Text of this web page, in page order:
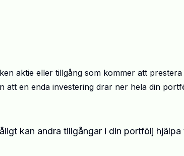
aktie eller tillgång som kommer att prestera
att en enda investering drar ner hela din
kan andra tillgångar i din portfölj hjälpa